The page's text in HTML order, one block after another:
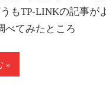
もTP-LINKの記事が
べてみたところ